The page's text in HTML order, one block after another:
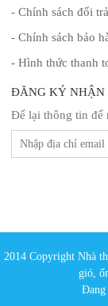
- Chính sách đổi
- Chính sách bảo
- Hình thức thanh
ĐĂNG KÝ NHẬN
Để lại thông tin để
2014 Copyright Nhà
gió,
Đang